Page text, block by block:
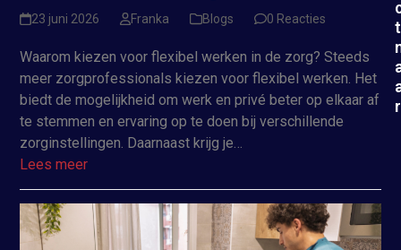
23 juni 2026 Franka Blogs 0 Reacties
Waarom kiezen voor flexibel werken in de zorg? Steeds
meer zorgprofessionals kiezen voor flexibel werken. Het
biedt de mogelijkheid om werk en privé beter op elkaar af
te stemmen en ervaring op te doen bij verschillende
zorginstellingen. Daarnaast krijg je…
Lees meer
t
r